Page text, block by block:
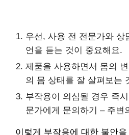
우선, 사용 전 전문가와 상
언을 듣는 것이 중요해요.
제품을 사용하면서 몸의
의 몸 상태를 잘 살펴보는
부작용이 의심될 경우 즉
문가에게 문의하기 – 주변
이렇게 부작용에 대한 불안